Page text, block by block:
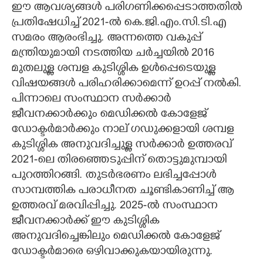
ഈ ആവശ്യങ്ങൾ പരിഗണിക്കപ്പെടാത്തതിൽ
പ്രതിഷേധിച്ച് 2021-ൽ കെ.ജി.എം.സി.ടി.എ
സമരം ആരംഭിച്ചു. അന്നത്തെ വകുപ്പ്
മന്ത്രിയുമായി നടത്തിയ ചർച്ചയിൽ 2016
മുതലുള്ള ശമ്പള കുടിശ്ശിക ഉൾപ്പെടെയുള്ള
വിഷയങ്ങൾ പരിഹരിക്കാമെന്ന് ഉറപ്പ് നൽകി.
പിന്നാലെ സംസ്ഥാന സർക്കാർ
ജീവനക്കാർക്കും മെഡിക്കൽ കോളേജ്
ഡോക്ടർമാർക്കും നാല് ഗഡുക്കളായി ശമ്പള
കുടിശ്ശിക അനുവദിച്ചുള്ള സർക്കാർ ഉത്തരവ്
2021-ലെ തിരഞ്ഞെടുപ്പിന് തൊട്ടുമുമ്പായി
പുറത്തിറങ്ങി. തുടർഭരണം ലഭിച്ചപ്പോൾ
സാമ്പത്തിക പരാധീനത ചൂണ്ടികാണിച്ച് ആ
ഉത്തരവ് മരവിപ്പിച്ചു. 2025-ൽ സംസ്ഥാന
ജീവനക്കാർക്ക് ഈ കുടിശ്ശിക
അനുവദിച്ചെങ്കിലും മെഡിക്കൽ കോളേജ്
ഡോക്ടർമാരെ ഒഴിവാക്കുകയായിരുന്നു.